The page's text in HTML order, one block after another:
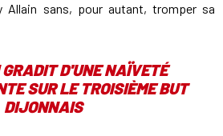
Allain sans, pour autant, tromper sa
D'UNE NAÏVETÉ
SUR LE TROISIÈME BUT
DIJONNAIS